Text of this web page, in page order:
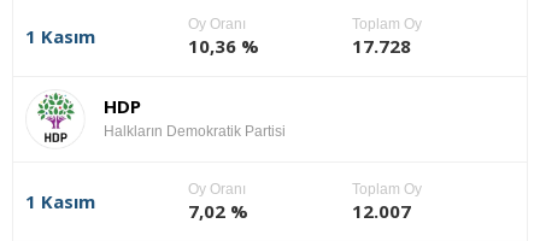
1 Kasım
Oy Oranı
10,36 %
Toplam Oy
17.728
HDP
Halkların Demokratik Partisi
1 Kasım
Oy Oranı
7,02 %
Toplam Oy
12.007